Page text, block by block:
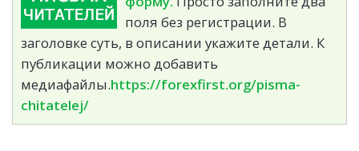
поля без регистрации. В
заголовке суть, в описании укажите детали. К
публикации можно добавить
медиафайлы.https://forexfirst.org/pisma-
chitatelej/